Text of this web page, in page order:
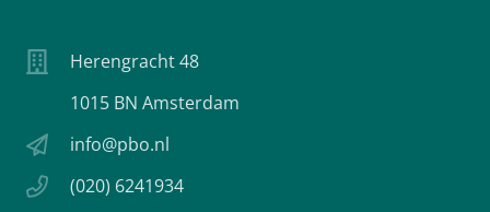
Herengracht 48
1015 BN Amsterdam
info@pbo.nl
(020) 6241934